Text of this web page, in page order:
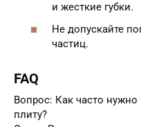
и жесткие губки.
Не допускайте
частиц.
FAQ
Вопрос: Как часто нужно
плиту?